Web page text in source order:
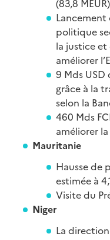
(83,8 MEUR)
Lancement
politique
la justice et
améliorer
9 Mds USD
grâce à la
selon la
460 Mds
améliorer
Mauritanie
Hausse de
estimée à
Visite du
Niger
La